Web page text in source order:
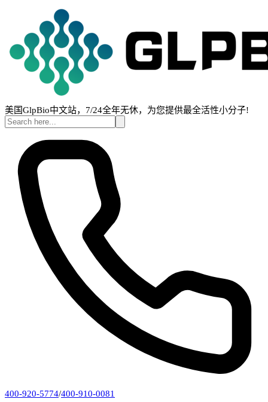
美国GlpBio中文站，7/24全年无休，为您提供最全活性小分子!
400-920-5774/400-910-0081